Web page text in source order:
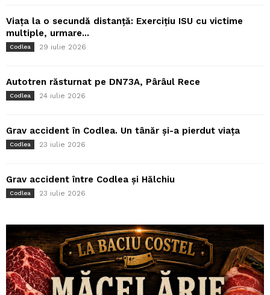
Viața la o secundă distanță: Exercițiu ISU cu victime
multiple, urmare...
Codlea 29 iulie 2026
Autotren răsturnat pe DN73A, Pârâul Rece
Codlea 24 iulie 2026
Grav accident în Codlea. Un tânăr și-a pierdut viața
Codlea 23 iulie 2026
Grav accident între Codlea și Hălchiu
Codlea 23 iulie 2026